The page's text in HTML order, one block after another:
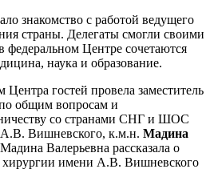
знакомство с работой ведущего
страны. Делегаты смогли своими
федеральном Центре сочетаются
наука и образование.
гостей провела заместитель
общим вопросам и
со странами СНГ и ШОС
Вишневского, к.м.н. Мадина
Валерьевна рассказала о
хирургии имени А.В. Вишневского